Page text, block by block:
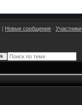
[ Новые сообщения · Участники